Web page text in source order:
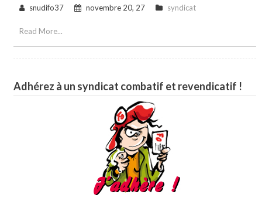
snudifo37 novembre 20, 27 syndicat
Read More...
Adhérez à un syndicat combatif et revendicatif !